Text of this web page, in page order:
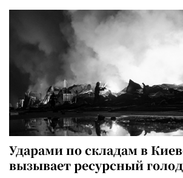
Ударами по складам в
вызывает ресурсный